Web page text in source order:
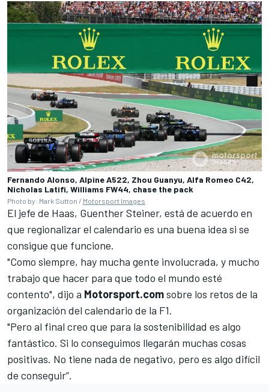
Fernando Alonso, Alpine A522, Zhou Guanyu, Alfa Romeo C42,
Nicholas Latifi, Williams FW44, chase the pack
Photo by: Mark Sutton / Motorsport Images
El jefe de Haas, Guenther Steiner, está de acuerdo en
que regionalizar el calendario es una buena idea si se
consigue que funcione.
"Como siempre, hay mucha gente involucrada, y mucho
trabajo que hacer para que todo el mundo esté
contento", dijo a Motorsport.comsobre los retos de la
organización del calendario de la F1.
"Pero al final creo que para la sostenibilidad es algo
fantástico. Si lo conseguimos llegarán muchas cosas
positivas. No tiene nada de negativo, pero es algo difícil
de conseguir”.